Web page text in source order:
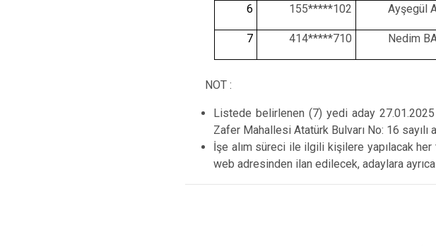
6 155*****102 Ayşegül
7 414*****710 Nedim
NOT :
Listede belirlenen (7) yedi aday 27.01.2025
Zafer Mahallesi Atatürk Bulvarı No: 16
İşe alım süreci ile ilgili kişilere yapılacak
web adresinden ilan edilecek, adaylara